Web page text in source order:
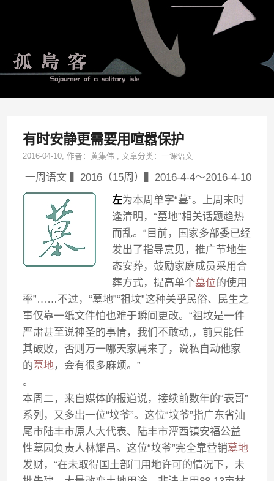
有时安静更需要用喧嚣保护
2016-04-10, 作者：黄集伟 ,文章分类：一课语文
一周语文 ▍2016（15周）▍2016-4-4～2016-4-10
左为本周单字“墓”。上周末时
逢清明，“墓地”相关话题趋热
而乱。“目前，国家多部委已经
发出了指导意见，推广节地生
态安葬，鼓励家庭成员采用合
葬方式，提高单个墓位的使用
率”……不过，“墓地”“祖坟”这种关乎民俗、民生之
事仅靠一纸文件怕也难于瞬间更改。“祖坟是一件
严肃甚至说神圣的事情，我们不敢动,，前只能任
其破败，否则万一哪天家属来了，说私自动他家
的墓地，会有很多麻烦。”
。
本周二，来自媒体的报道说，接续前数年的“表哥”
系列，又多出一位“坟爷”。这位“坟爷”指广东省汕
尾市陆丰市原人大代表、陆丰市潭西镇安福公益
性墓园负责人林耀昌。这位“坟爷”完全靠营销墓地
发财，“在未取得国土部门用地许可的情况下，未